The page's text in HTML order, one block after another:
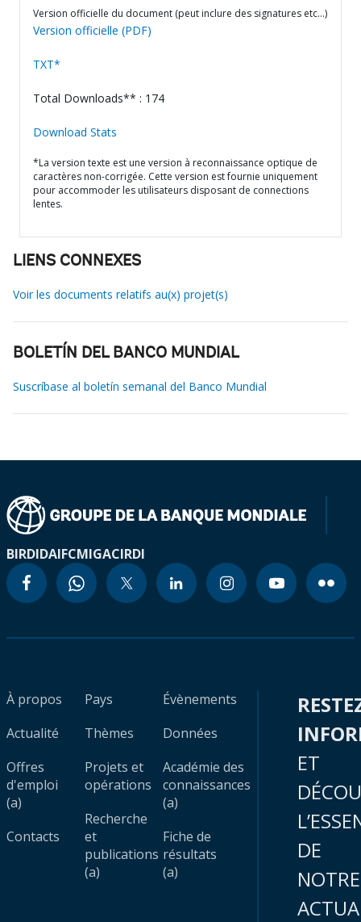
Version officielle du document (peut inclure des signatures etc…)
Version officielle (PDF)
TXT*
Total Downloads** : 174
Download Stats
*La version texte est une version à reconnaissance optique de
caractères non-corrigée. Cette version est fournie uniquement
pour accommoder les utilisateurs disposant de connections
lentes.
LIENS CONNEXES
Voir les documents relatifs au(x) projet(s)
BOLETÍN DEL BANCO MUNDIAL
Suscríbase al boletín semanal del Banco Mundial
BIRDIDAIFCMIGACIRDI
À propos
Actualité
Offres
d'emploi
(a)
Contacts
Pays
Thèmes
Projets et
opérations
Recherche
et
publications
(a)
Évènements
Données
Académie des
connaissances
(a)
Fiche de
résultats
(a)
ET
DE
NOTRE